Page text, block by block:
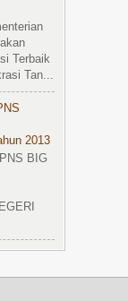
Terbaik
Tan...
2013
BIG